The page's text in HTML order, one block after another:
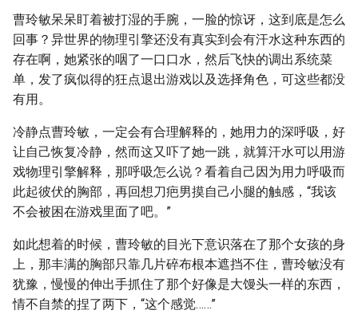
曹玲敏呆呆盯着被打湿的手腕，一脸的惊讶，这到底是怎么
回事？异世界的物理引擎还没有真实到会有汗水这种东西的
存在啊，她紧张的咽了一口口水，然后飞快的调出系统菜
单，发了疯似得的狂点退出游戏以及选择角色，可这些都没
有用。
冷静点曹玲敏，一定会有合理解释的，她用力的深呼吸，好
让自己恢复冷静，然而这又吓了她一跳，就算汗水可以用游
戏物理引擎解释，那呼吸怎么说？看着自己因为用力呼吸而
此起彼伏的胸部，再回想刀疤男摸自己小腿的触感，“我该
不会被困在游戏里面了吧。”
如此想着的时候，曹玲敏的目光下意识落在了那个女孩的身
上，那丰满的胸部只靠几片碎布根本遮挡不住，曹玲敏没有
犹豫，慢慢的伸出手抓住了那个好像是大馒头一样的东西，
情不自禁的捏了两下，“这个感觉……”